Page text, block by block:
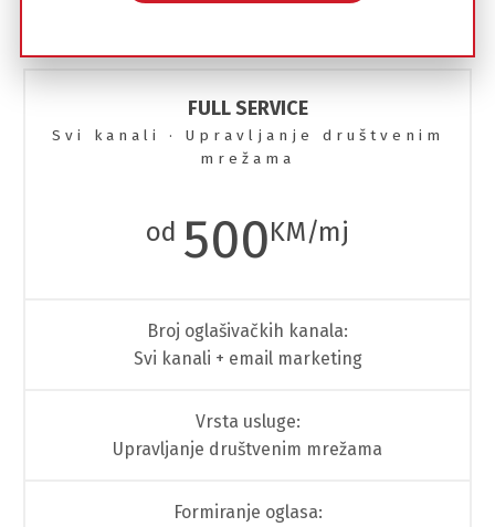
FULL SERVICE
Svi kanali · Upravljanje društvenim
mrežama
od 500KM/mj
Broj oglašivačkih kanala:
Svi kanali + email marketing
Vrsta usluge:
Upravljanje društvenim mrežama
Formiranje oglasa: